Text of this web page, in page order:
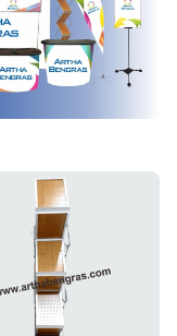
Portable untuk